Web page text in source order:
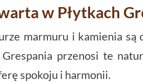
w Płytkach
marmuru i kamienia są
przenosi te
spokoju i harmonii.